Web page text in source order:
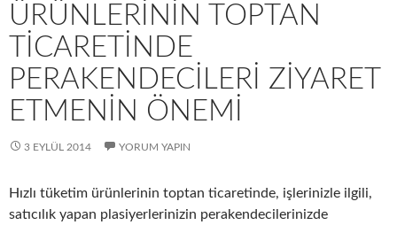
ÜRÜNLERININ TOPTAN
TICARETINDE
PERAKENDECILERI ZIYARET
ETMENIN ÖNEMI
3 EYLÜL 2014 YORUM YAPIN
Hızlı tüketim ürünlerinin toptan ticaretinde, işlerinizle ilgili,
satıcılık yapan plasiyerlerinizin perakendecilerinizde